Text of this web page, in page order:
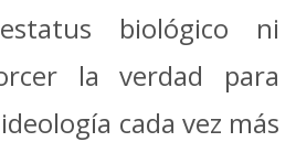
biológico ni
la verdad para
cada vez más